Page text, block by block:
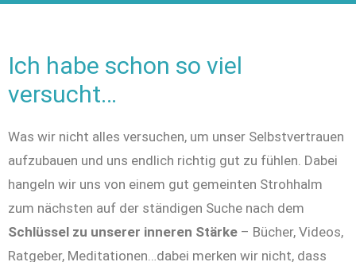
Ich habe schon so viel
versucht…
Was wir nicht alles versuchen, um unser Selbstvertrauen
aufzubauen und uns endlich richtig gut zu fühlen. Dabei
hangeln wir uns von einem gut gemeinten Strohhalm
zum nächsten auf der ständigen Suche nach dem
Schlüssel zu unserer inneren Stärke – Bücher, Videos,
Ratgeber, Meditationen…dabei merken wir nicht, dass